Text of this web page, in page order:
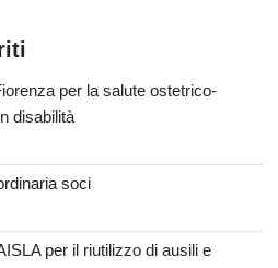
per la salute ostetrico-
disabilità
soci
per il riutilizzo di ausili e